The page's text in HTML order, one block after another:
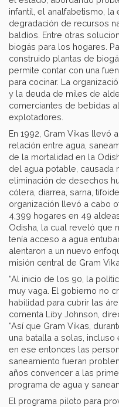
infantil, el analfabetismo, la
degradación de recursos
baldíos. Entre otras
biogás para los hogares.
construido plantas de
permite contar con una
para cocinar. La
y la deuda de miles de
comerciantes de bebidas
explotadores.
En 1992, Gram Vikas llevó
relación entre agua,
de la mortalidad en la
del agua potable, causada
eliminación de desechos
cólera, diarrea, sarna,
organización llevó a cabo
4,399 hogares en 49
Odisha, la cual reveló que
tenía acceso a agua
alentaron a un nuevo
misión central de Gram
“Al inicio de los 90, la
muy vaga. El gobierno no
habilidad para cubrir las
comenta Liby Johnson,
“Así que Gram Vikas,
una batalla a solas,
en ese entonces las
saneamiento fueran
años convencer a las
programa de agua y
El programa piloto para